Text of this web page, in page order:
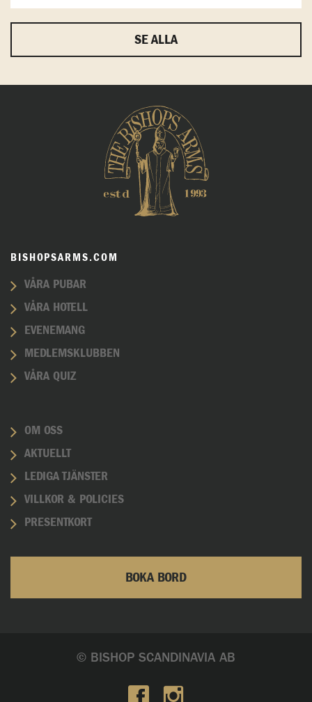
SE ALLA
BISHOPSARMS.COM
VÅRA PUBAR
VÅRA HOTELL
EVENEMANG
MEDLEMSKLUBBEN
VÅRA QUIZ
OM OSS
AKTUELLT
LEDIGA TJÄNSTER
VILLKOR & POLICIES
PRESENTKORT
BOKA BORD
© BISHOP SCANDINAVIA AB